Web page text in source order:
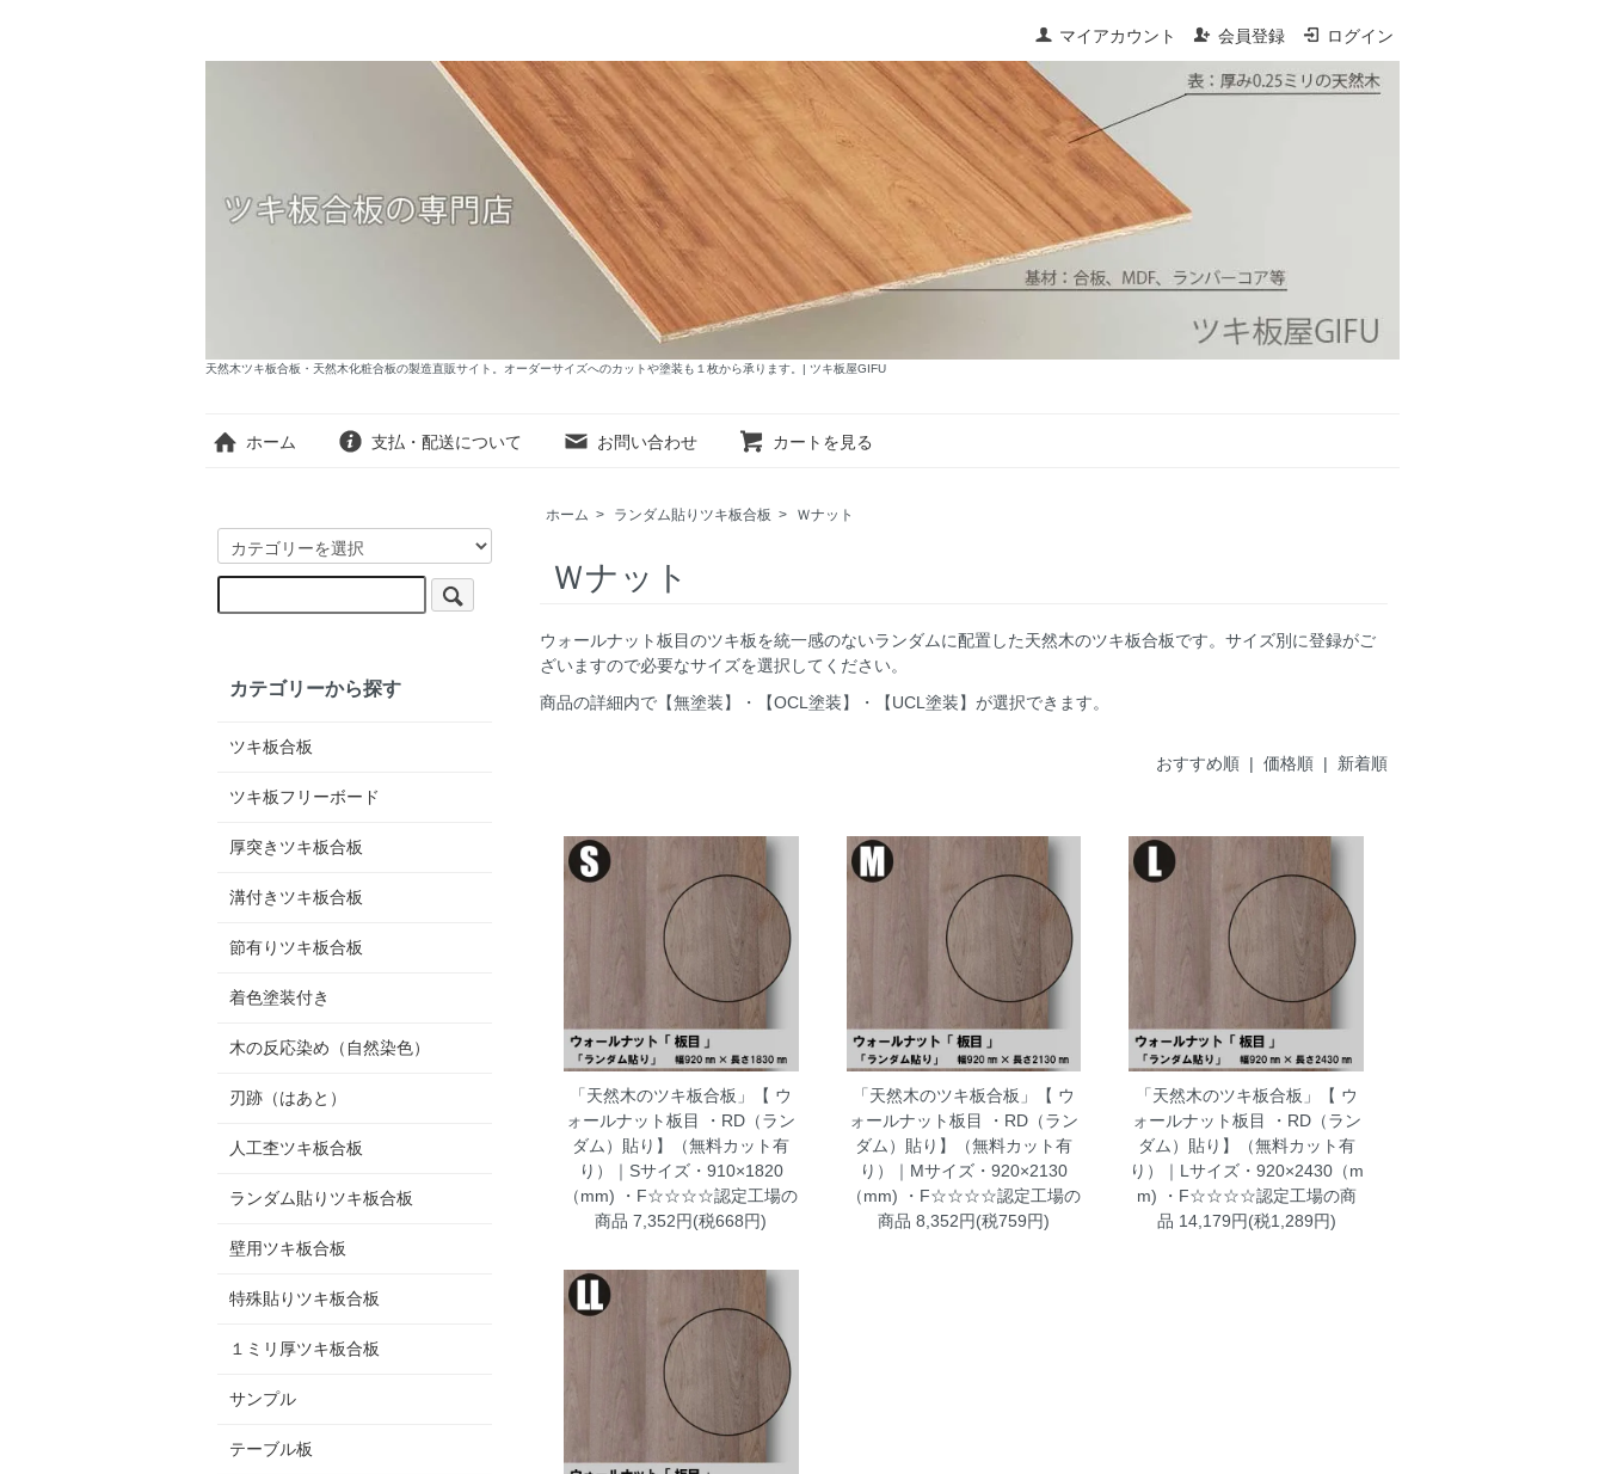
マイアカウント 会員登録 ログイン
天然木ツキ板合板・天然木化粧合板の製造直販サイト。オーダーサイズへのカットや塗装も１枚から承ります。| ツキ板屋GIFU
ホーム 支払・配送について お問い合わせ カートを見る
ホーム > ランダム貼りツキ板合板 > Ｗナット
Ｗナット
ウォールナット板目のツキ板を統一感のないランダムに配置した天然木のツキ板合板です。サイズ別に登録がご
ざいますので必要なサイズを選択してください。
商品の詳細内で【無塗装】・【OCL塗装】・【UCL塗装】が選択できます。
おすすめ順 | 価格順 | 新着順
「天然木のツキ板合板」【 ウ
ォールナット板目 ・RD（ラン
ダム）貼り】（無料カット有
り）｜Sサイズ・910×1820
（mm) ・F☆☆☆☆認定工場の
商品 7,352円(税668円)
「天然木のツキ板合板」【 ウ
ォールナット板目 ・RD（ラン
ダム）貼り】（無料カット有
り）｜Mサイズ・920×2130
（mm) ・F☆☆☆☆認定工場の
商品 8,352円(税759円)
「天然木のツキ板合板」【 ウ
ォールナット板目 ・RD（ラン
ダム）貼り】（無料カット有
り）｜Lサイズ・920×2430（m
m) ・F☆☆☆☆認定工場の商
品 14,179円(税1,289円)
カテゴリーから探す
ツキ板合板
ツキ板フリーボード
厚突きツキ板合板
溝付きツキ板合板
節有りツキ板合板
着色塗装付き
木の反応染め（自然染色）
刃跡（はあと）
人工杢ツキ板合板
ランダム貼りツキ板合板
壁用ツキ板合板
特殊貼りツキ板合板
１ミリ厚ツキ板合板
サンプル
テーブル板